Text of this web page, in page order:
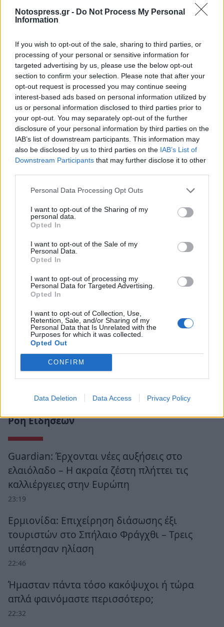
Notospress.gr - Do Not Process My Personal
Information
If you wish to opt-out of the sale, sharing to third parties, or
processing of your personal or sensitive information for
targeted advertising by us, please use the below opt-out
section to confirm your selection. Please note that after your
opt-out request is processed you may continue seeing
interest-based ads based on personal information utilized by
us or personal information disclosed to third parties prior to
your opt-out. You may separately opt-out of the further
disclosure of your personal information by third parties on the
IAB’s list of downstream participants. This information may
also be disclosed by us to third parties on the IAB’s List of
Downstream Participants that may further disclose it to other
Personal Data Processing Opt Outs
I want to opt-out of the Sharing of my
personal data.
Opted In
I want to opt-out of the Sale of my
Personal Data.
Opted In
I want to opt-out of processing my
Personal Data for Targeted Advertising.
Opted In
I want to opt-out of Collection, Use,
Retention, Sale, and/or Sharing of my
Personal Data that Is Unrelated with the
Purposes for which it was collected.
Opted Out
CONFIRM
Data Deletion Data Access Privacy Policy
τρεις τελικούς που θα πραγματοποιηθούν την
Κυριακή το απόγευμα.
Ροή Ειδήσεων
Guardian: Έρχονται νέες αυξήσεις στο
ελαιόλαδο – Η ακραία ζέστη πλήττει τις
καλλιέργειες στην Ευρώπη
23:19
Ερμιονίδα: Επιχείρηση διάσωσης έξι
τουριστών στο Σπήλαιο Φράγχθι – Τρεις
υπέστησαν ηλίαση
22:46
Ήμασταν πάντα τόσο κακόψυχοι ή τώρα
απλά φαινόμαστε περισσότερο;
22:32